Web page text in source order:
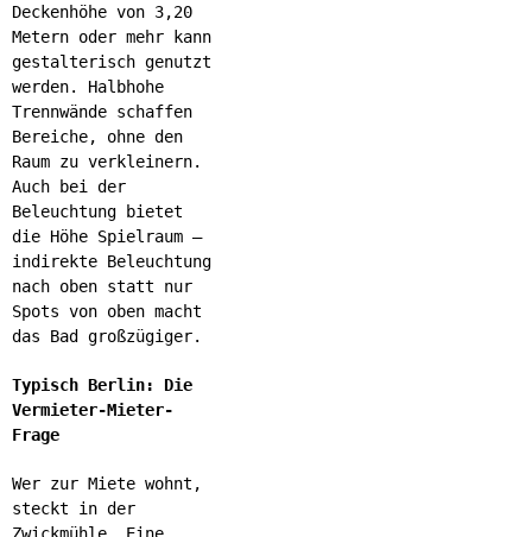
Deckenhöhe von 3,20
Metern oder mehr kann
gestalterisch genutzt
werden. Halbhohe
Trennwände schaffen
Bereiche, ohne den
Raum zu verkleinern.
Auch bei der
Beleuchtung bietet
die Höhe Spielraum –
indirekte Beleuchtung
nach oben statt nur
Spots von oben macht
das Bad großzügiger.
Typisch Berlin: Die
Vermieter-Mieter-
Frage
Wer zur Miete wohnt,
steckt in der